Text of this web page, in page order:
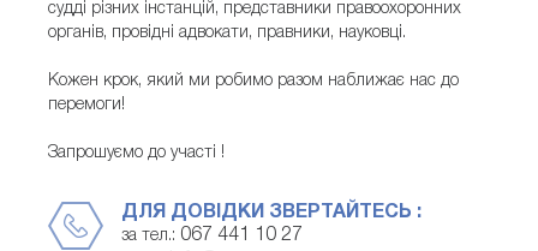
судді різних інстанцій, представники правоохоронних
органів, провідні адвокати, правники, науковці.
Кожен крок, який ми робимо разом наближає нас до
перемоги!
Запрошуємо до участі !
ДЛЯ ДОВІДКИ ЗВЕРТАЙТЕСЬ :
за тел.: 067 441 10 27